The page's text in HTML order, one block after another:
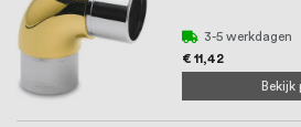
3-5 werkdagen
€ 11,42